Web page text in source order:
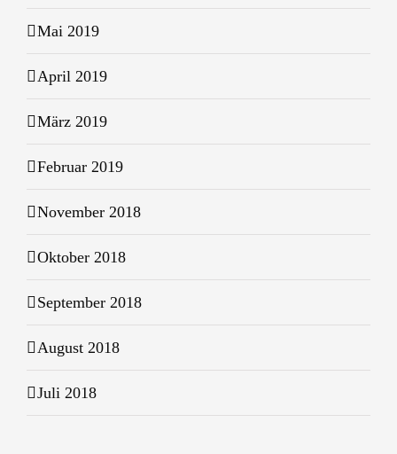
Mai 2019
April 2019
März 2019
Februar 2019
November 2018
Oktober 2018
September 2018
August 2018
Juli 2018